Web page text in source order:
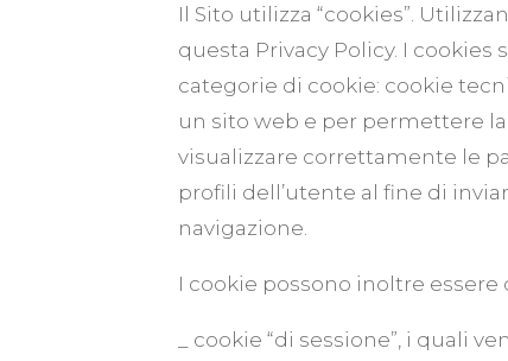
Il Sito utilizza “cookies”.
questa Privacy Policy. I
categorie di cookie: cookie
un sito web e per permettere
visualizzare correttamente le
profili dell’utente al fine di
navigazione.
I cookie possono inoltre essere
_ cookie “di sessione”, i quali